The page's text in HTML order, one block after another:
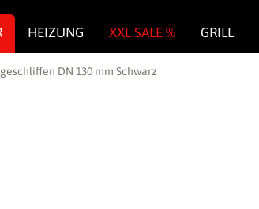
HEIZUNG XXL SALE % GRILL
DN 130 mm Schwarz